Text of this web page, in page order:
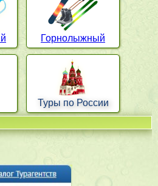
Горнолыжный
Туры по России